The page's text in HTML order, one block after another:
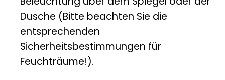
Dusche (Bitte beachten Sie die
entsprechenden
Sicherheitsbestimmungen für
Feuchträume!).